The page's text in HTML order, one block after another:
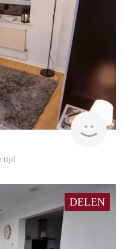
tijd
DELEN